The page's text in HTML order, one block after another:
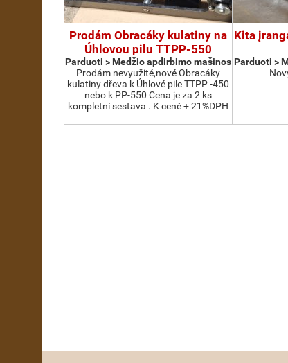
Prodám Obracáky kulatiny na
Úhlovou pilu TTPP-550
Parduoti > Medžio apdirbimo mašinos
Prodám nevyužité,nové Obracáky
kulatiny dřeva k Úhlové pile TTPP -450
nebo k PP-550 Cena je za 2 ks
kompletní sestava . K ceně + 21%DPH
Kita
Parduoti >